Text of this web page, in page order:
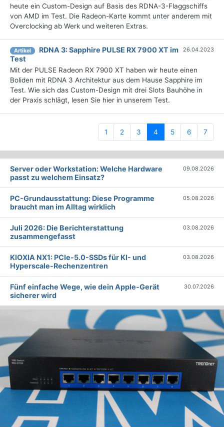
heute ein Custom-Design auf Basis des RDNA-3-Flaggschiffs
von AMD im Test. Die Radeon-Karte kommt unter anderem mit
Overclocking ab Werk und weiteren Extras.
Artikel
RDNA 3: Sapphire PULSE RX 7900 XT im
Test
26.04.2023
Mit der PULSE Radeon RX 7900 XT haben wir heute einen
Boliden mit RDNA 3 Architektur aus dem Hause Sapphire im
Test. Wie sich das Custom-Design mit drei Slots Bauhöhe in
der Praxis schlägt, lesen Sie hier in unserem Test.
1 2 3 4 (current)
5 6 7
Server oder Workstation: Welche Hardware
passt zu welchem Einsatz?
09.08.2026
PC-Grundausstattung: Diese Programme
braucht man im Alltag wirklich
05.08.2026
Juli 2026: Die Bericht­erstattung
zusammengefasst
03.08.2026
KIOXIA NX1: PCIe-5.0-SSDs für KI- und
Hyperscale-Rechenzentren
03.08.2026
Fünf einfache Wege, wie dein Apple-Gerät
sicherer wird
30.07.2026